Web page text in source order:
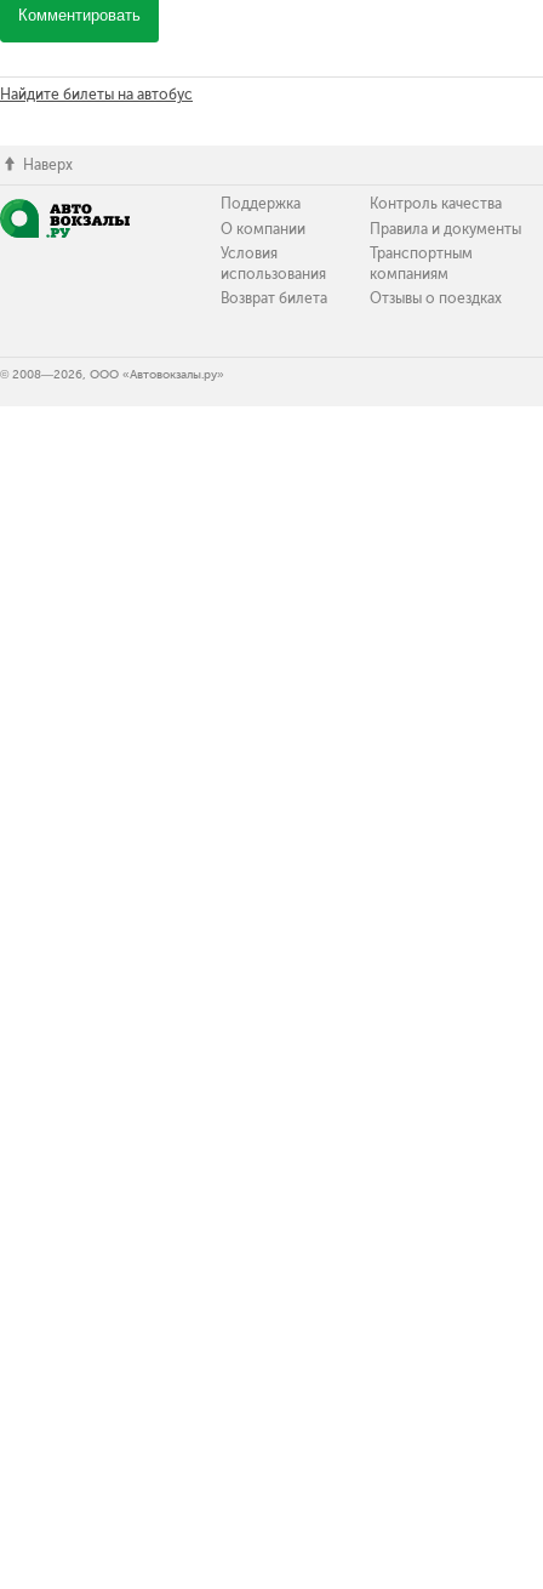
Комментировать
Найдите билеты на автобус
Наверх
Поддержка
О компании
Условия
использования
Возврат билета
Контроль качества
Правила и документы
Транспортным
компаниям
Отзывы о поездках
© 2008—2026, ООО «Автовокзалы.ру»